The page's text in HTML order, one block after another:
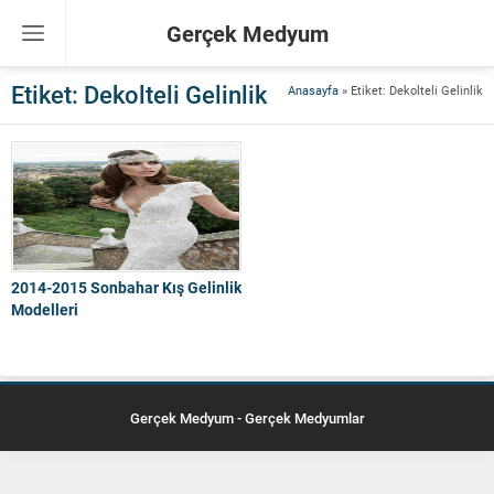
Gerçek Medyum
Anasayfa » Etiket: Dekolteli Gelinlik
Etiket: Dekolteli Gelinlik
2014-2015 Sonbahar Kış Gelinlik
Modelleri
Gerçek Medyum - Gerçek Medyumlar